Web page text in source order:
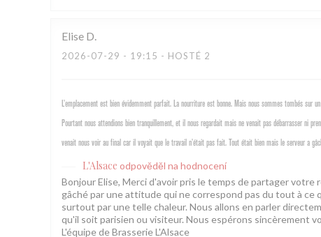
Elise D
2026-07-29 - 19:15 - HOSTÉ 2
L’emplacement est bien évidemment parfait. La nourriture est bonne. Mais nous sommes tombés sur
Pourtant nous attendions bien tranquillement, et il nous regardait mais ne venait pas débarrasser ni
venait nous voir au final car il voyait que le travail n’était pas fait. Tout était bien mais le serveur a
L'Alsace odpověděl na hodnocení
Bonjour Elise, Merci d'avoir pris le temps de partager
gâché par une attitude qui ne correspond pas du tout à
surtout par une telle chaleur. Nous allons en parler
qu'il soit parisien ou visiteur. Nous espérons sincèrement
L'équipe de Brasserie L'Alsace